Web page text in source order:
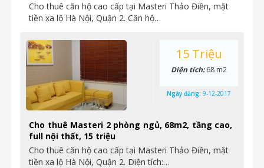
Cho thuê căn hộ cao cấp tại Masteri Thảo Điền, mặt
tiền xa lộ Hà Nội, Quận 2. Căn hộ…
Cho thuê Masteri 2 phòng ngủ, 68m2, tầng cao,
full nội thất, 15 triệu
Cho thuê căn hộ cao cấp tại Masteri Thảo Điền, mặt
tiền xa lộ Hà Nội, Quận 2. Diện tích:…
15 Triệu
Diện tích:68 m2
Ngày đăng: 9-12-2017